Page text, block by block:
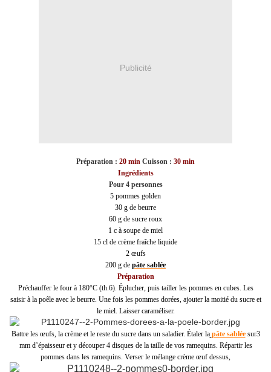
Publicité
Préparation : 20 min Cuisson : 30 min
Ingrédients
Pour 4 personnes
5 pommes golden
30 g de beurre
60 g de sucre roux
1 c à soupe de miel
15 cl de crème fraîche liquide
2 œufs
200 g de pâte sablée
Préparation
Préchauffer le four à 180°C (th.6). Éplucher, puis tailler les pommes en cubes. Les
saisir à la poêle avec le beurre. Une fois les pommes dorées, ajouter la moitié du sucre et
le miel. Laisser caraméliser.
Battre les œufs, la crème et le reste du sucre dans un saladier. Étaler la pâte sablée sur3
mm d’épaisseur et y découper 4 disques de la taille de vos ramequins. Répartir les
pommes dans les ramequins. Verser le mélange crème œuf dessus,